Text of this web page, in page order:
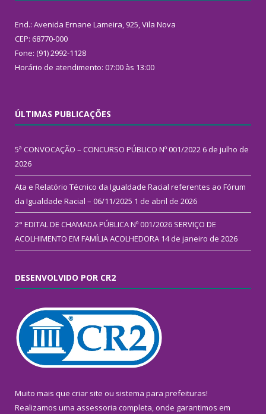
End.: Avenida Ernane Lameira, 925, Vila Nova
CEP: 68770-000
Fone: (91) 2992-1128
Horário de atendimento: 07:00 às 13:00
ÚLTIMAS PUBLICAÇÕES
5ª CONVOCAÇÃO – CONCURSO PÚBLICO Nº 001/2022 6 de julho de
2026
Ata e Relatório Técnico da Igualdade Racial referentes ao Fórum
da Igualdade Racial – 06/11/2025 1 de abril de 2026
2° EDITAL DE CHAMADA PÚBLICA Nº 001/2026 SERVIÇO DE
ACOLHIMENTO EM FAMÍLIA ACOLHEDORA 14 de janeiro de 2026
DESENVOLVIDO POR CR2
Muito mais que criar site ou sistema para prefeituras!
Realizamos uma assessoria completa, onde garantimos em